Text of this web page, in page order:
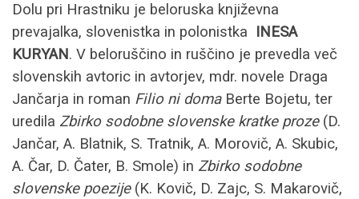
Dolu pri Hrastniku je beloruska književna
prevajalka, slovenistka in polonistka INESA
KURYAN. V beloruščino in ruščino je prevedla več
slovenskih avtoric in avtorjev, mdr. novele Draga
Jančarja in roman Filio ni domaBerte Bojetu, ter
uredila Zbirko sodobne slovenske kratke proze(D.
Jančar, A. Blatnik, S. Tratnik, A. Morovič, A. Skubic,
A. Čar, D. Čater, B. Smole) in Zbirko sodobne
slovenske poezije(K. Kovič, D. Zajc, S. Makarovič,